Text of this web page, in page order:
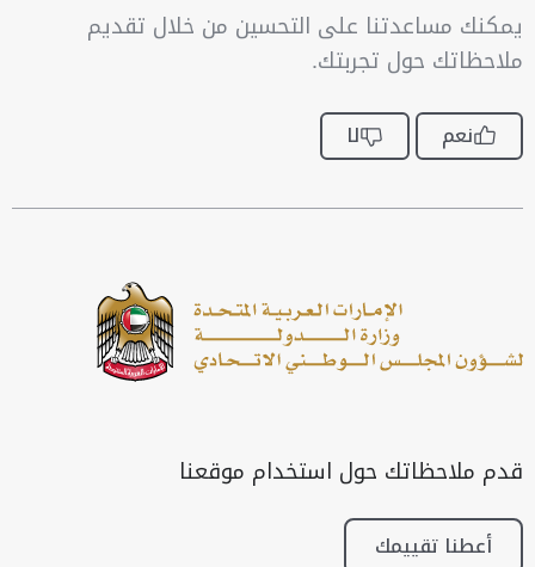
يمكنك مساعدتنا على التحسين من خلال تقديم
ملاحظاتك حول تجربتك.
نعم لا
قدم ملاحظاتك حول استخدام موقعنا
أعطنا تقييمك